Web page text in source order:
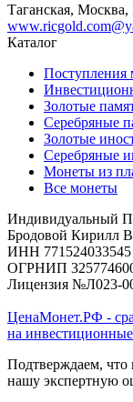
Таганская,
Каталог
Поступления
Золотые
Серебряные
Золотые
Серебряные
Монеты из
Все монеты
Индивидуальный
Бродовой Кирилл
ИНН 771524033545
ОГРНИП
Лицензия №Л023-
ЦенаМонет.РФ -
на
Подтверждаем,
нашу экспертную